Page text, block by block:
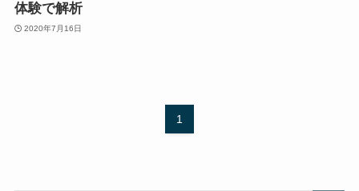
体験で解析
2020年7月16日
1